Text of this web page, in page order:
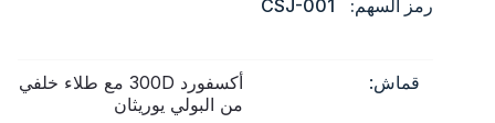
رمز السهم: CSJ-001
قماش:
أكسفورد 300D مع طلاء خلفي
من البولي يوريثان